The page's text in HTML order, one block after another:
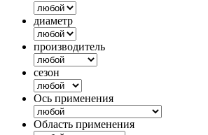
диаметр
производитель
сезон
Ось применения
Область применения